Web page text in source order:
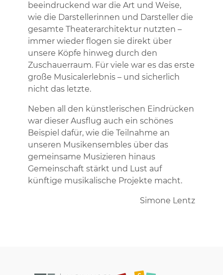
beeindruckend war die Art und Weise,
wie die Darstellerinnen und Darsteller die
gesamte Theaterarchitektur nutzten –
immer wieder flogen sie direkt über
unsere Köpfe hinweg durch den
Zuschauerraum. Für viele war es das erste
große Musicalerlebnis – und sicherlich
nicht das letzte.
Neben all den künstlerischen Eindrücken
war dieser Ausflug auch ein schönes
Beispiel dafür, wie die Teilnahme an
unseren Musikensembles über das
gemeinsame Musizieren hinaus
Gemeinschaft stärkt und Lust auf
künftige musikalische Projekte macht.
Simone Lentz